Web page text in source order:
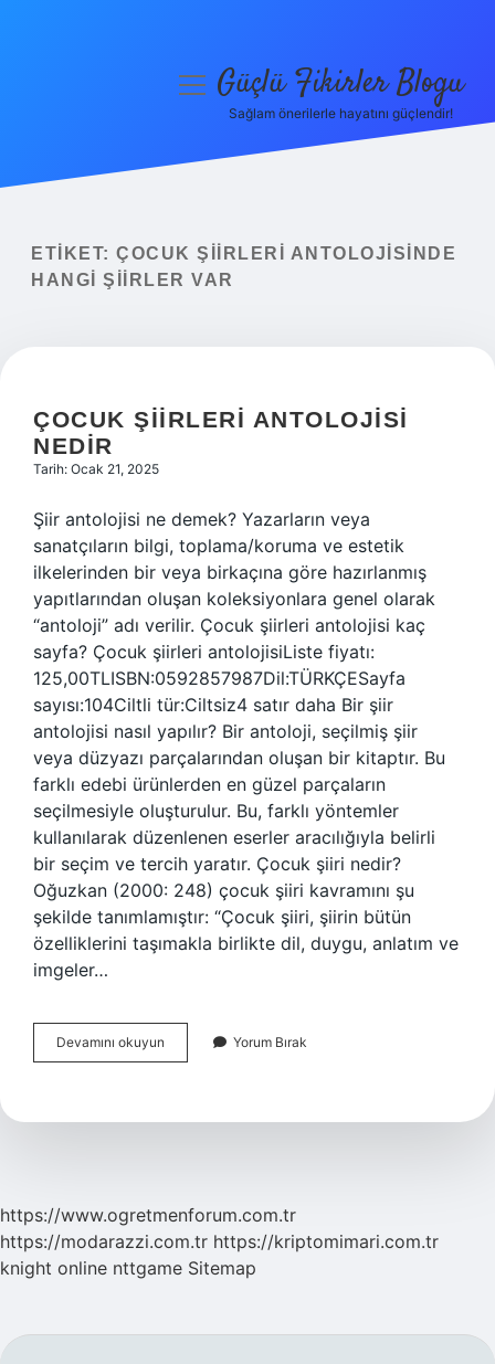
Yasal Uyarı
menüyüGüçlü Fikirler Blogu
Sağlam önerilerle hayatını güçlendir!
ETIKET: ÇOCUK ŞIIRLERI ANTOLOJISINDE
HANGI ŞIIRLER VAR
ÇOCUK ŞIIRLERI ANTOLOJISI
NEDIR
Tarih: Ocak 21, 2025
Şiir antolojisi ne demek? Yazarların veya
sanatçıların bilgi, toplama/koruma ve estetik
ilkelerinden bir veya birkaçına göre hazırlanmış
yapıtlarından oluşan koleksiyonlara genel olarak
“antoloji” adı verilir. Çocuk şiirleri antolojisi kaç
sayfa? Çocuk şiirleri antolojisiListe fiyatı:
125,00TLISBN:0592857987Dil:TÜRKÇESayfa
sayısı:104Ciltli tür:Ciltsiz4 satır daha Bir şiir
antolojisi nasıl yapılır? Bir antoloji, seçilmiş şiir
veya düzyazı parçalarından oluşan bir kitaptır. Bu
farklı edebi ürünlerden en güzel parçaların
seçilmesiyle oluşturulur. Bu, farklı yöntemler
kullanılarak düzenlenen eserler aracılığıyla belirli
bir seçim ve tercih yaratır. Çocuk şiiri nedir?
Oğuzkan (2000: 248) çocuk şiiri kavramını şu
şekilde tanımlamıştır: “Çocuk şiiri, şiirin bütün
özelliklerini taşımakla birlikte dil, duygu, anlatım ve
imgeler…
Devamını okuyun
Şiirleri
Yorum Bırak
https://www.ogretmenforum.com.tr
https://modarazzi.com.tr https://kriptomimari.com.tr
knight online nttgame Sitemap